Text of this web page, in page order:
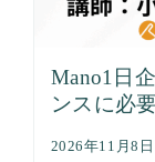
Mano1日
ンスに必
2026年11月8